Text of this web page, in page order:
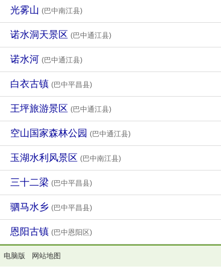
光雾山 (巴中南江县)
诺水洞天景区 (巴中通江县)
诺水河 (巴中通江县)
白衣古镇 (巴中平昌县)
王坪旅游景区 (巴中通江县)
空山国家森林公园 (巴中通江县)
玉湖水利风景区 (巴中南江县)
三十二梁 (巴中平昌县)
驷马水乡 (巴中平昌县)
恩阳古镇 (巴中恩阳区)
电脑版 网站地图